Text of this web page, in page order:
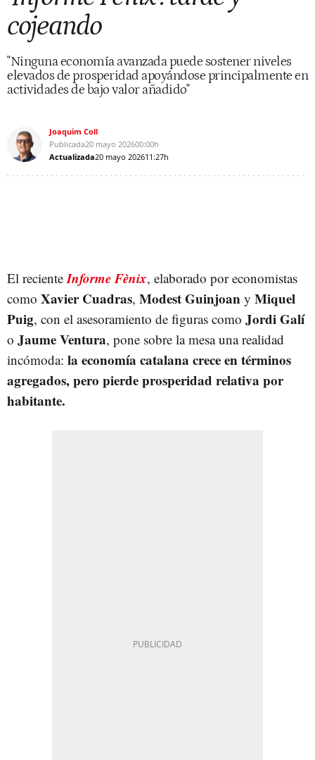
cojeando
"Ninguna economía avanzada puede sostener niveles
elevados de prosperidad apoyándose principalmente en
actividades de bajo valor añadido"
Joaquim Coll
Publicada20 mayo 202600:00h
Actualizada20 mayo 202611:27h
El reciente Informe Fènix, elaborado por economistas
como Xavier Cuadras, Modest Guinjoan y Miquel
Puig, con el asesoramiento de figuras como Jordi Galí
o Jaume Ventura, pone sobre la mesa una realidad
incómoda: la economía catalana crece en términos
agregados, pero pierde prosperidad relativa por
habitante.